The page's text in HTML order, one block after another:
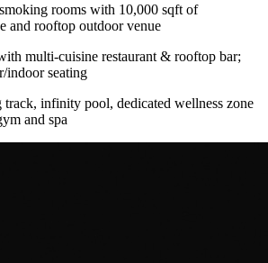
rooms with 10,000 sqft of
and rooftop outdoor venue
multi-cuisine restaurant & rooftop bar;
indoor seating
infinity pool, dedicated wellness zone
and spa